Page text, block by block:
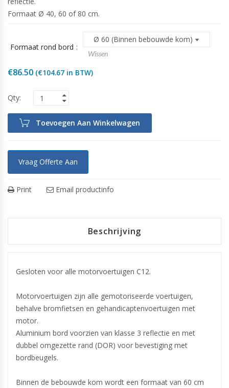
Formaat Ø 40, 60 of 80 cm.
Formaat rond bord
Wissen
€86.50 (€104.67 in BTW)
Toevoegen Aan Winkelwagen
Vraag Offerte Aan
Print Email productinfo
Beschrijving
Gesloten voor alle motorvoertuigen C12.
Motorvoertuigen zijn alle gemotoriseerde voertuigen,
behalve bromfietsen en gehandicaptenvoertuigen met
motor.
Aluminium bord voorzien van klasse 3 reflectie en met
dubbel omgezette rand (DOR) voor bevestiging met
bordbeugels.
Binnen de bebouwde kom wordt een formaat van 60 cm